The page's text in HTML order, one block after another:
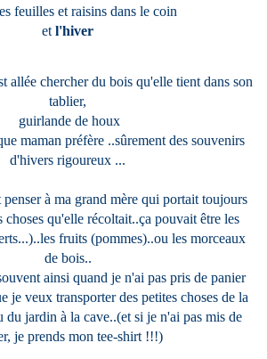
feuilles et raisins dans le coin
et l'hiver
allée chercher du bois qu'elle tient dans son
tablier,
guirlande de houx
maman préfère ..sûrement des souvenirs
d'hivers rigoureux ...
à ma grand mère qui portait toujours
choses qu'elle récoltait..ça pouvait être les
fruits (pommes)..ou les morceaux
de bois..
ainsi quand je n'ai pas pris de panier
je veux transporter des petites choses de la
du jardin à la cave..(et si je n'ai pas mis de
je prends mon tee-shirt !!!)